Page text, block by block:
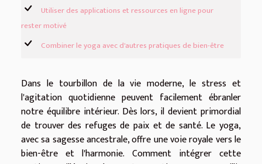
Utiliser des applications et ressources en ligne pour
rester motivé
Combiner le yoga avec d'autres pratiques de bien-être
Dans le tourbillon de la vie moderne, le stress et
l'agitation quotidienne peuvent facilement ébranler
notre équilibre intérieur. Dès lors, il devient primordial
de trouver des refuges de paix et de santé. Le yoga,
avec sa sagesse ancestrale, offre une voie royale vers le
bien-être et l'harmonie. Comment intégrer cette